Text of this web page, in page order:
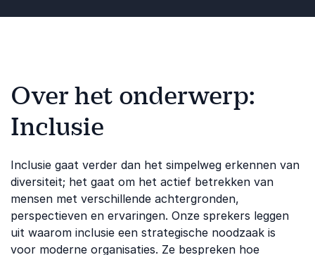
Over het onderwerp:
Inclusie
Inclusie gaat verder dan het simpelweg erkennen van
diversiteit; het gaat om het actief betrekken van
mensen met verschillende achtergronden,
perspectieven en ervaringen. Onze sprekers leggen
uit waarom inclusie een strategische noodzaak is
voor moderne organisaties. Ze bespreken hoe